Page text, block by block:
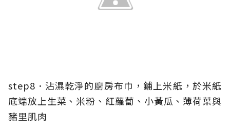
step8．沾濕乾淨的廚房布巾，鋪上米紙，於米紙
底端放上生菜、米粉、紅蘿蔔、小黃瓜、薄荷葉與
豬里肌肉